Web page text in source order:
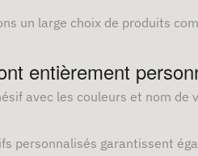
un large choix de produits
entièrement
avec les couleurs et nom
personnalisés garantissent